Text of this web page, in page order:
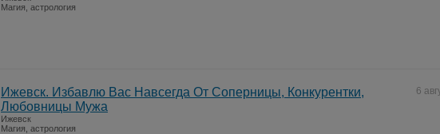
Магия, астрология
6
Ижевск. Избавлю Вас Навсегда От Соперницы, Конкурентки,
Любовницы Мужа
Ижевск
Магия, астрология